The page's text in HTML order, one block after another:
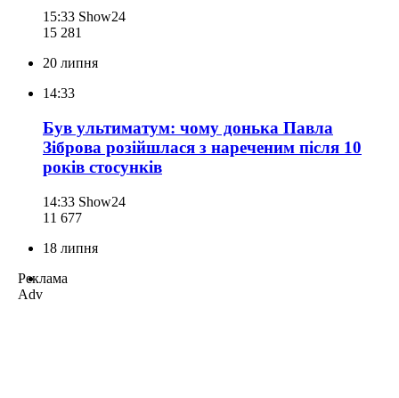
15:33 Show24
15 281
20 липня
14:33
Був ультиматум: чому донька Павла
Зіброва розійшлася з нареченим після 10
років стосунків
14:33 Show24
11 677
18 липня
Реклама
Adv